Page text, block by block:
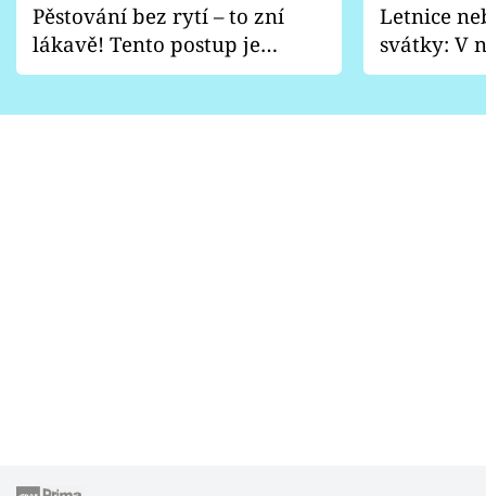
Sledujte nás
Pěstování bez rytí – to zní
lákavě! Tento postup je
vhodný jen pro některé
Letnice
svátky: V
pondělí